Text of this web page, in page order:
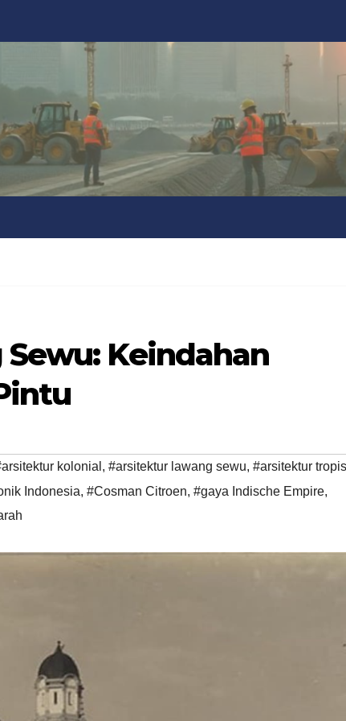
Keindahan
kolonial , #arsitektur lawang sewu, #arsitektur tropis
Indonesia, #Cosman Citroen, #gaya Indische Empire,